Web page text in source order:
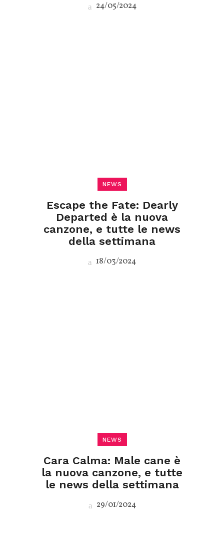
24/05/2024
NEWS
Escape the Fate: Dearly
Departed è la nuova
canzone, e tutte le news
della settimana
18/03/2024
NEWS
Cara Calma: Male cane è
la nuova canzone, e tutte
le news della settimana
29/01/2024